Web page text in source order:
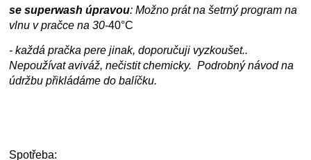
se superwash úpravou: Možno prát na šetrný program na
vlnu v pračce na30-40°C
- každá pračka pere jinak, doporučuji vyzkoušet..
Nepoužívat aviváž, nečistit chemicky. Podrobný návod na
údržbu přikládáme do balíčku.
Spotřeba: